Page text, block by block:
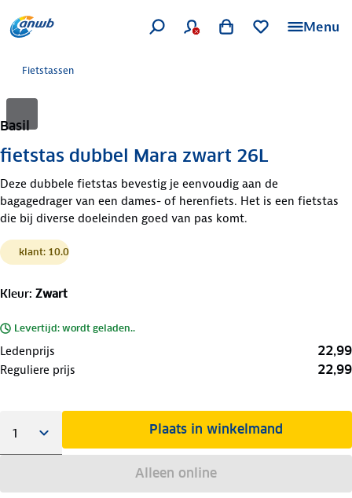
Menu
Fietstassen
Basil
fietstas dubbel Mara zwart 26L
Deze dubbele fietstas bevestig je eenvoudig aan de
bagagedrager van een dames- of herenfiets. Het is een fietstas
die bij diverse doeleinden goed van pas komt.
klant: 10.0
Kleur: Zwart
Levertijd: wordt geladen..
Ledenprijs 22,99
Reguliere prijs 22,99
Plaats in winkelmand
Alleen online